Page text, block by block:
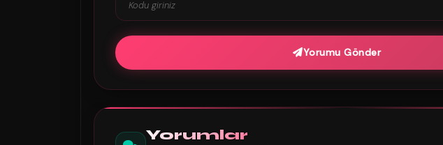
Yorumu Gönder
Yorumlar